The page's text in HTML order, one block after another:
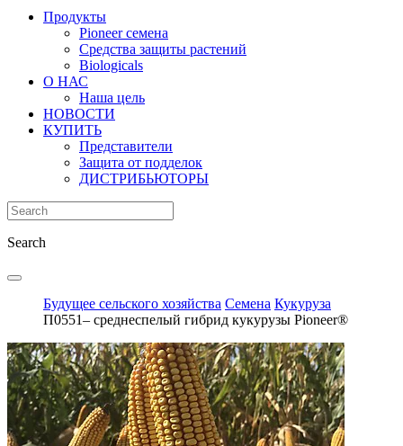
Продукты
Pioneer семена
Средства защиты растений
Biologicals
О НАС
Наша цель
НОВОСТИ
КУПИТЬ
Представители
Защита от подделок
ДИСТРИБЬЮТОРЫ
Search
Будущее сельского хозяйства Семена Кукуруза
П0551– среднеспелый гибрид кукурузы Pioneer®